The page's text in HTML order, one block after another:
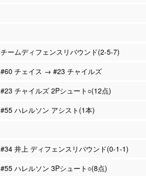
チームディフェンスリバウンド(2-5-7)
#60 チェイス → #23 チャイルズ
#23 チャイルズ 2Pシュート○(12点)
#55 ハレルソン アシスト(1本)
#34 井上 ディフェンスリバウンド(0-1-1)
#55 ハレルソン 3Pシュート○(8点)